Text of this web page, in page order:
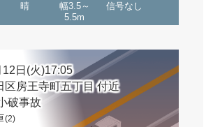
晴
幅3.5～
5.5m
信号なし
日(火)17:05
区房王寺町五丁目 付近
破事故
(2)